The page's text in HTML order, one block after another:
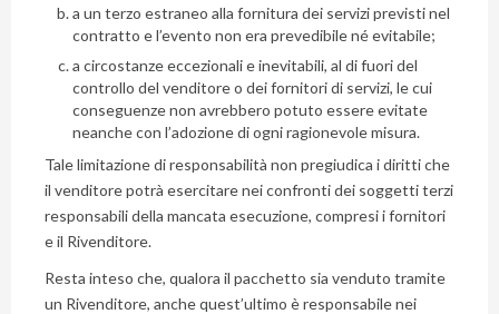
a un terzo estraneo alla fornitura dei servizi previsti nel
contratto e l’evento non era prevedibile né evitabile;
a circostanze eccezionali e inevitabili, al di fuori del
controllo del venditore o dei fornitori di servizi, le cui
conseguenze non avrebbero potuto essere evitate
neanche con l’adozione di ogni ragionevole misura.
Tale limitazione di responsabilità non pregiudica i diritti che
il venditore potrà esercitare nei confronti dei soggetti terzi
responsabili della mancata esecuzione, compresi i fornitori
e il Rivenditore.
Resta inteso che, qualora il pacchetto sia venduto tramite
un Rivenditore, anche quest’ultimo è responsabile nei